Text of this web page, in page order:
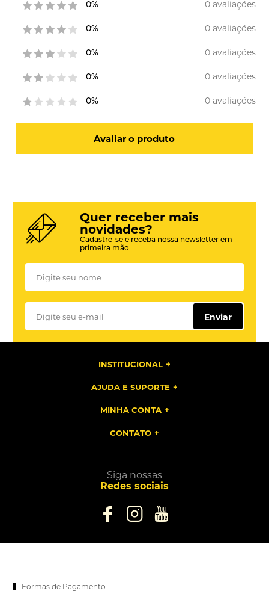
0% 0 avaliações
0% 0 avaliações
0% 0 avaliações
0% 0 avaliações
0% 0 avaliações
Avaliar o produto
Quer receber mais
novidades?
Cadastre-se e receba nossa newsletter em
primeira mão
Enviar
INSTITUCIONAL
AJUDA E SUPORTE
MINHA CONTA
CONTATO
Siga nossas
Redes sociais
Formas de Pagamento